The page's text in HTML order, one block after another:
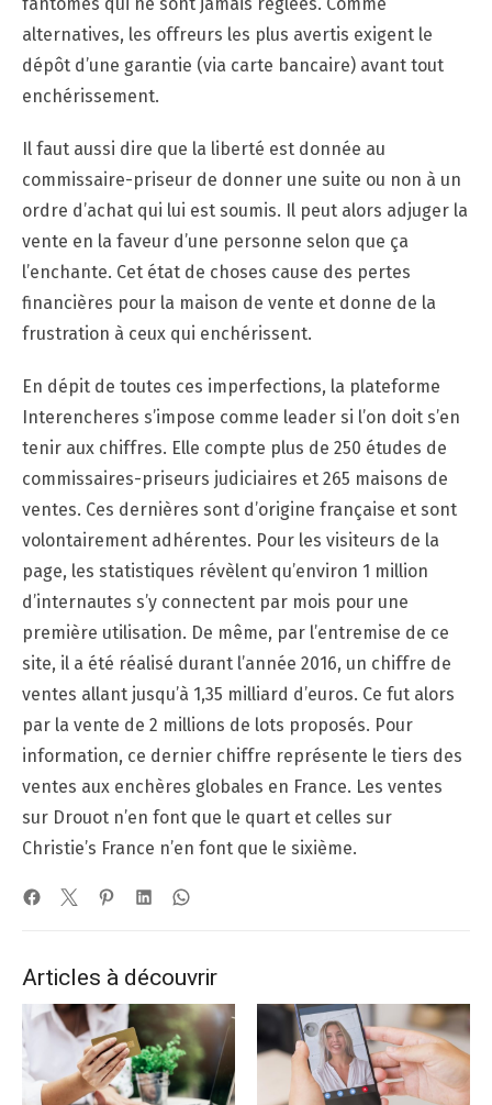
alternatives, les offreurs les plus avertis exigent le
dépôt d’une garantie (via carte bancaire) avant tout
enchérissement.
Il faut aussi dire que la liberté est donnée au
commissaire-priseur de donner une suite ou non à un
ordre d’achat qui lui est soumis. Il peut alors adjuger la
vente en la faveur d’une personne selon que ça
l’enchante. Cet état de choses cause des pertes
financières pour la maison de vente et donne de la
frustration à ceux qui enchérissent.
En dépit de toutes ces imperfections, la plateforme
Interencheres s’impose comme leader si l’on doit s’en
tenir aux chiffres. Elle compte plus de 250 études de
commissaires-priseurs judiciaires et 265 maisons de
ventes. Ces dernières sont d’origine française et sont
volontairement adhérentes. Pour les visiteurs de la
page, les statistiques révèlent qu’environ 1 million
d’internautes s’y connectent par mois pour une
première utilisation. De même, par l’entremise de ce
site, il a été réalisé durant l’année 2016, un chiffre de
ventes allant jusqu’à 1,35 milliard d’euros. Ce fut alors
par la vente de 2 millions de lots proposés. Pour
information, ce dernier chiffre représente le tiers des
ventes aux enchères globales en France. Les ventes
sur Drouot n’en font que le quart et celles sur
Christie’s France n’en font que le sixième.
Articles à découvrir